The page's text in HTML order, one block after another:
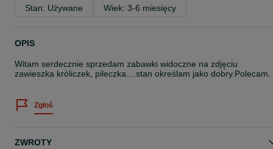
Stan: Używane Wiek: 3-6 miesięcy
OPIS
Witam serdecznie sprzedam zabawki widoczne na zdjęciu
zawieszka króliczek, pileczka....stan określam jako dobry.Polecam.
Zgłoś
ZWROTY